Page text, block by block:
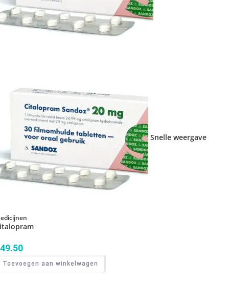
Snelle weergave
49.50
Toevoegen aan winkelwagen